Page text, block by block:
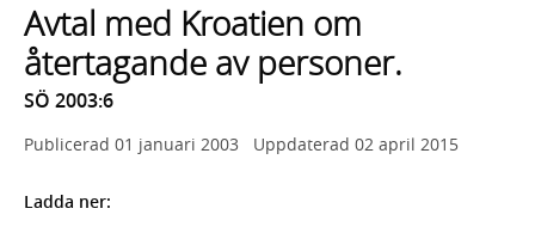
med
sökförslag
Avtal med Kroatien om
återtagande av personer.
SÖ 2003:6
Publicerad 01 januari 2003 Uppdaterad 02 april 2015
Ladda ner: